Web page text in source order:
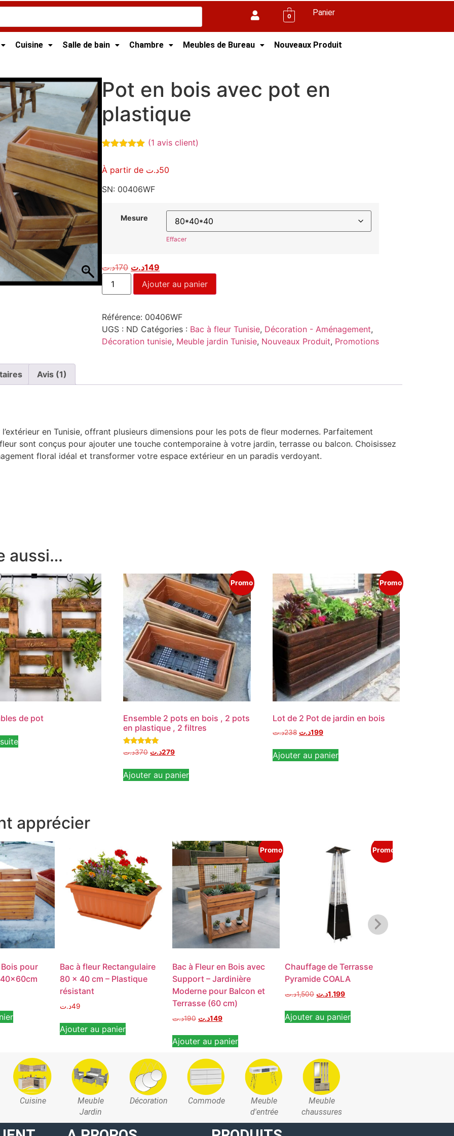
0 Panier
Cuisine Salle de bain Chambre Meubles de Bureau Nouveaux Produit
Pot en bois avec pot en
plastique
basé sur
client
(1 avis client)
À partir de 50د.ت
SN: 00406WF
Mesure
Effacer
170د.ت 149د.ت
Ajouter au panier
Référence: 00406WF
UGS : ND Catégories : Bac à fleur Tunisie, Décoration - Aménagement,
Décoration tunisie, Meuble jardin Tunisie, Nouveaux Produit, Promotions
Avis (1)
en Tunisie, offrant plusieurs dimensions pour les pots de fleur modernes. Parfaitement
sont conçus pour ajouter une touche contemporaine à votre jardin, terrasse ou balcon. Choisissez
floral idéal et transformer votre espace extérieur en un paradis verdoyant.
aussi…
de pot
Promo
Ensemble 2 pots en bois , 2 pots
en plastique , 2 filtres
Note
5.00
370د.ت 279د.ت
Ajouter au panier
Promo
Lot de 2 Pot de jardin en bois
238د.ت 199د.ت
Ajouter au panier
apprécier
pour
Bac à fleur Rectangulaire
80 x 40 cm – Plastique
résistant
49د.ت
Ajouter au panier
Promo
Bac à Fleur en Bois avec
Support – Jardinière
Moderne pour Balcon et
Terrasse (60 cm)
190د.ت 149د.ت
Ajouter au panier
Promo
Chauffage de Terrasse
Pyramide COALA
1,500د.ت 1,199د.ت
Ajouter au panier
Cuisine
Meuble
Jardin
Décoration Commode
Meuble
d'entrée
Meuble
chaussures